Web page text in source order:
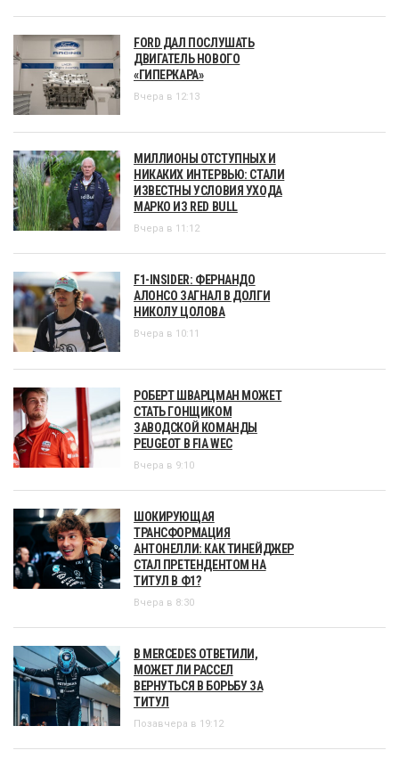
FORD ДАЛ ПОСЛУШАТЬ
ДВИГАТЕЛЬ НОВОГО
«ГИПЕРКАРА»
Вчера в 12:13
МИЛЛИОНЫ ОТСТУПНЫХ И
НИКАКИХ ИНТЕРВЬЮ: СТАЛИ
ИЗВЕСТНЫ УСЛОВИЯ УХОДА
МАРКО ИЗ RED BULL
Вчера в 11:12
F1-INSIDER: ФЕРНАНДО
АЛОНСО ЗАГНАЛ В ДОЛГИ
НИКОЛУ ЦОЛОВА
Вчера в 10:11
РОБЕРТ ШВАРЦМАН МОЖЕТ
СТАТЬ ГОНЩИКОМ
ЗАВОДСКОЙ КОМАНДЫ
PEUGEOT В FIA WEC
Вчера в 9:10
ШОКИРУЮЩАЯ
ТРАНСФОРМАЦИЯ
АНТОНЕЛЛИ: КАК ТИНЕЙДЖЕР
СТАЛ ПРЕТЕНДЕНТОМ НА
ТИТУЛ В Ф1?
Вчера в 8:30
В MERCEDES ОТВЕТИЛИ,
МОЖЕТ ЛИ РАССЕЛ
ВЕРНУТЬСЯ В БОРЬБУ ЗА
ТИТУЛ
Позавчера в 19:12